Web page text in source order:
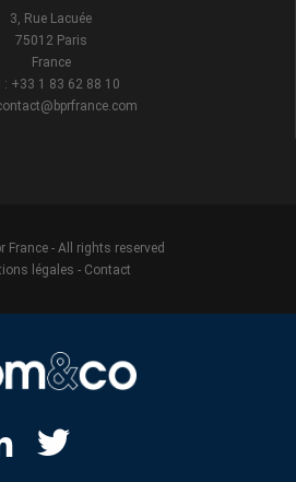
3, Rue Lacuée
75012 Paris
France
: +33 1 83 62 88 10
France - All rights reserved
légales - Contact